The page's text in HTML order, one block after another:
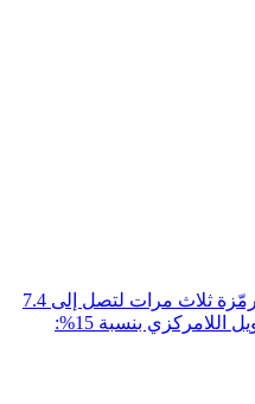
تتضاعف ودائع الأصول الحقيقية المرمّزة ثلاث مرات لتصل إلى 7.4
مليار دولار مع تقلص أوسع في التمويل اللامركزي بنسبة 15%: